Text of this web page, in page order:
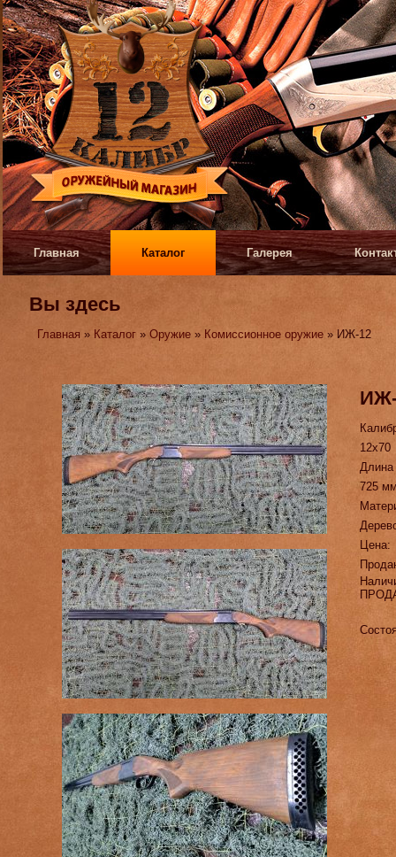
Главная Каталог Галерея
Вы здесь
Главная » Каталог »Оружие » Комиссионное оружие » ИЖ-12
12х70
725
Цена: